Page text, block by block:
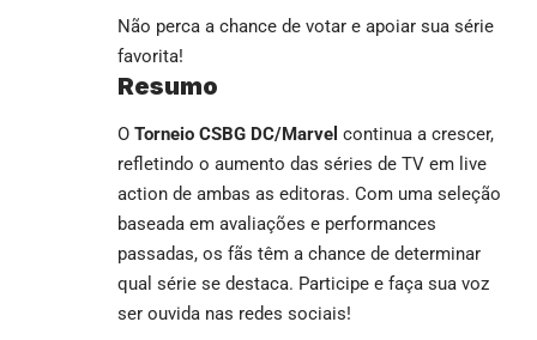
Não perca a chance de votar e apoiar sua série
favorita!
Resumo
O Torneio CSBG DC/Marvel continua a crescer,
refletindo o aumento das séries de TV em live
action de ambas as editoras. Com uma seleção
baseada em avaliações e performances
passadas, os fãs têm a chance de determinar
qual série se destaca. Participe e faça sua voz
ser ouvida nas redes sociais!